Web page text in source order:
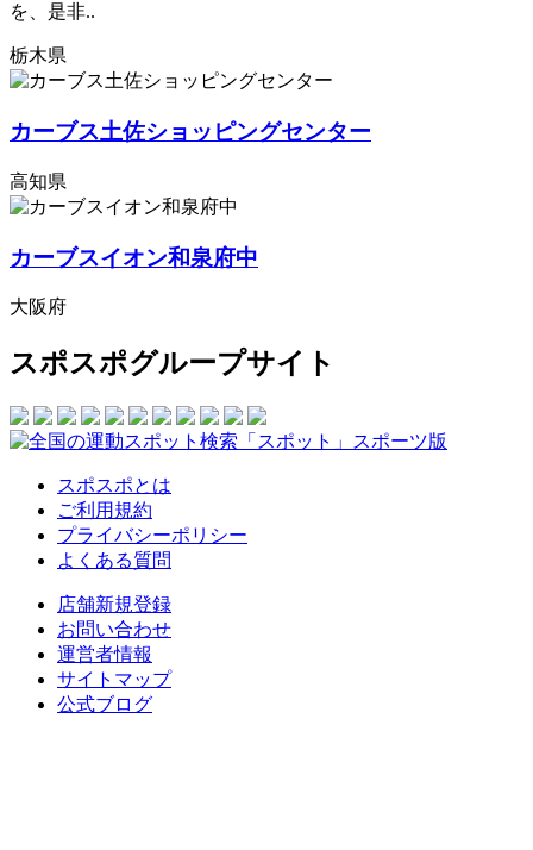
を、是非..
栃木県
カーブス土佐ショッピングセンター
高知県
カーブスイオン和泉府中
大阪府
スポスポグループサイト
スポスポとは
ご利用規約
プライバシーポリシー
よくある質問
店舗新規登録
お問い合わせ
運営者情報
サイトマップ
公式ブログ